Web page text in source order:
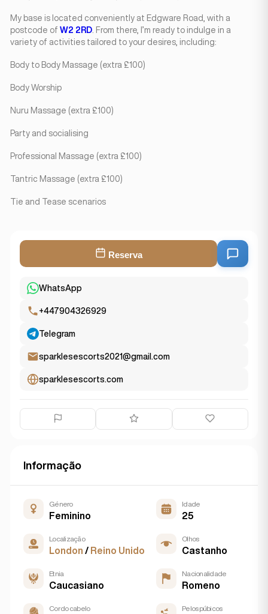
My base is located conveniently at Edgware Road, with a
postcode of W2 2RD . From there, I’m ready to indulge in a
variety of activities tailored to your desires, including:
Body to Body Massage (extra £100)
Body Worship
Nuru Massage (extra £100)
Party and socialising
Professional Massage (extra £100)
Tantric Massage (extra £100)
Tie and Tease scenarios
Reserva
WhatsApp
+447904326929
Telegram
sparklesescorts2021@gmail.com
sparklesescorts.com
Informação
Género
Feminino
Idade
25
Localização
London / Reino Unido
Olhos
Castanho
Etnia
Caucasiano
Nacionalidade
Romeno
Cor do cabelo Pelos púbicos